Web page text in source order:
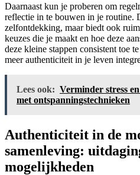
Daarnaast kun je proberen om
reflectie in te bouwen in je routine.
zelfontdekking, maar biedt ook
keuzes die je maakt en hoe deze
deze kleine stappen consistent toe
meer authenticiteit in je leven
Lees ook: Verminder stress
met ontspanningstechnieken
Authenticiteit in de
samenleving:
mogelijkheden